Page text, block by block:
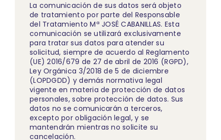
La comunicación de sus datos será objeto
de tratamiento por parte del Responsable
del Tratamiento Mª JOSÉ CABANILLAS. Esta
comunicación se utilizará exclusivamente
para tratar sus datos para atender su
solicitud, siempre de acuerdo al Reglamento
(UE) 2016/679 de 27 de abril de 2016 (RGPD),
Ley Orgánica 3/2018 de 5 de diciembre
(LOPDGDD) y demás normativa legal
vigente en materia de protección de datos
personales, sobre protección de datos. Sus
datos no se comunicarán a terceros,
excepto por obligación legal, y se
mantendrán mientras no solicite su
cancelación.